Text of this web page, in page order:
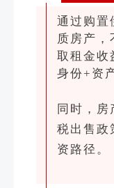
通过购置
质房产，
取租金收
身份+资
同时，
税出售政
资路径。